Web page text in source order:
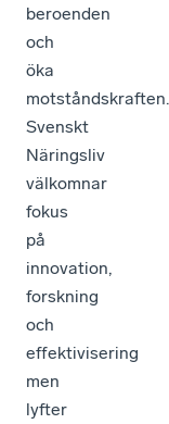
beroenden
och
öka
motståndskraften.
Svenskt
Näringsliv
välkomnar
fokus
på
innovation,
forskning
och
effektivisering
men
lyfter